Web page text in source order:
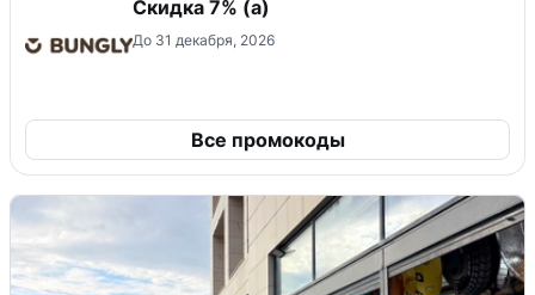
Скидка ​7% (а)
До 31 декабря, 2026
Все промокоды